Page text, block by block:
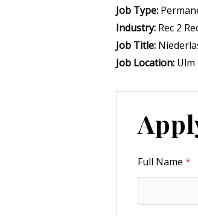
Job Type:
Industry: Rec 2
Job Title:
Job Location: Ulm
Full Name *